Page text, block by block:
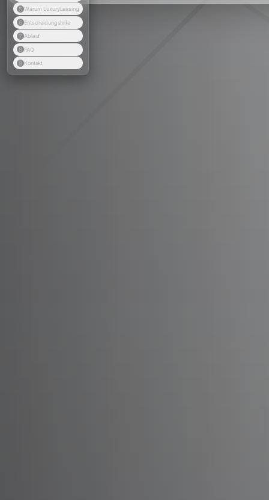
5 Warum LuxuryLeasing
6 Entscheidungshilfe
7 Ablauf
8 FAQ
9 Kontakt